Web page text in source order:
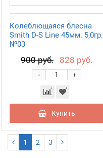
Колеблющаяся блесна
Smith D-S Line 45мм. 5,0гр.
№03
900 руб. 828 руб.
+
-
Купить
1 2 3